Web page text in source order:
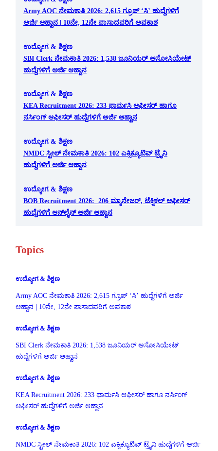
Army AOC ನೇಮಕಾತಿ 2026: 2,615 ಗ್ರೂಪ್ ‘ಸಿ’ ಹುದ್ದೆಗಳಿಗೆ
ಅರ್ಜಿ ಆಹ್ವಾನ | 10ನೇ, 12ನೇ ಪಾಸಾದವರಿಗೆ ಅವಕಾಶ
ಉದ್ಯೋಗ & ಶಿಕ್ಷಣ
SBI Clerk ನೇಮಕಾತಿ 2026: 1,538 ಜೂನಿಯರ್ ಅಸೋಸಿಯೇಟ್
ಹುದ್ದೆಗಳಿಗೆ ಅರ್ಜಿ ಆಹ್ವಾನ
ಉದ್ಯೋಗ & ಶಿಕ್ಷಣ
KEA Recruitment 2026: 233 ಫಾರ್ಮಸಿ ಆಫೀಸರ್ ಹಾಗೂ
ನರ್ಸಿಂಗ್ ಆಫೀಸರ್ ಹುದ್ದೆಗಳಿಗೆ ಅರ್ಜಿ ಆಹ್ವಾನ
ಉದ್ಯೋಗ & ಶಿಕ್ಷಣ
NMDC ಸ್ಟೀಲ್ ನೇಮಕಾತಿ 2026: 102 ಎಕ್ಸಿಕ್ಯೂಟಿವ್ ಟ್ರೈನಿ
ಹುದ್ದೆಗಳಿಗೆ ಅರ್ಜಿ ಆಹ್ವಾನ
ಉದ್ಯೋಗ & ಶಿಕ್ಷಣ
BOB Recruitment 2026: 206 ಮ್ಯಾನೇಜರ್, ಟೆಕ್ನಿಕಲ್ ಆಫೀಸರ್
ಹುದ್ದೆಗಳಿಗೆ ಆನ್‌ಲೈನ್ ಅರ್ಜಿ ಆಹ್ವಾನ
Topics
ಉದ್ಯೋಗ & ಶಿಕ್ಷಣ
Army AOC ನೇಮಕಾತಿ 2026: 2,615 ಗ್ರೂಪ್ ‘ಸಿ’ ಹುದ್ದೆಗಳಿಗೆ ಅರ್ಜಿ
ಆಹ್ವಾನ | 10ನೇ, 12ನೇ ಪಾಸಾದವರಿಗೆ ಅವಕಾಶ
ಉದ್ಯೋಗ & ಶಿಕ್ಷಣ
SBI Clerk ನೇಮಕಾತಿ 2026: 1,538 ಜೂನಿಯರ್ ಅಸೋಸಿಯೇಟ್
ಹುದ್ದೆಗಳಿಗೆ ಅರ್ಜಿ ಆಹ್ವಾನ
ಉದ್ಯೋಗ & ಶಿಕ್ಷಣ
KEA Recruitment 2026: 233 ಫಾರ್ಮಸಿ ಆಫೀಸರ್ ಹಾಗೂ ನರ್ಸಿಂಗ್
ಆಫೀಸರ್ ಹುದ್ದೆಗಳಿಗೆ ಅರ್ಜಿ ಆಹ್ವಾನ
ಉದ್ಯೋಗ & ಶಿಕ್ಷಣ
NMDC ಸ್ಟೀಲ್ ನೇಮಕಾತಿ 2026: 102 ಎಕ್ಸಿಕ್ಯೂಟಿವ್ ಟ್ರೈನಿ ಹುದ್ದೆಗಳಿಗೆ ಅರ್ಜಿ